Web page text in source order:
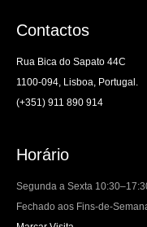
Contactos
Rua Bica do Sapato 44C
1100-094, Lisboa, Portugal.
(+351) 911 890 914
Horário
Segunda a Sexta
Fechado aos Fins-de-